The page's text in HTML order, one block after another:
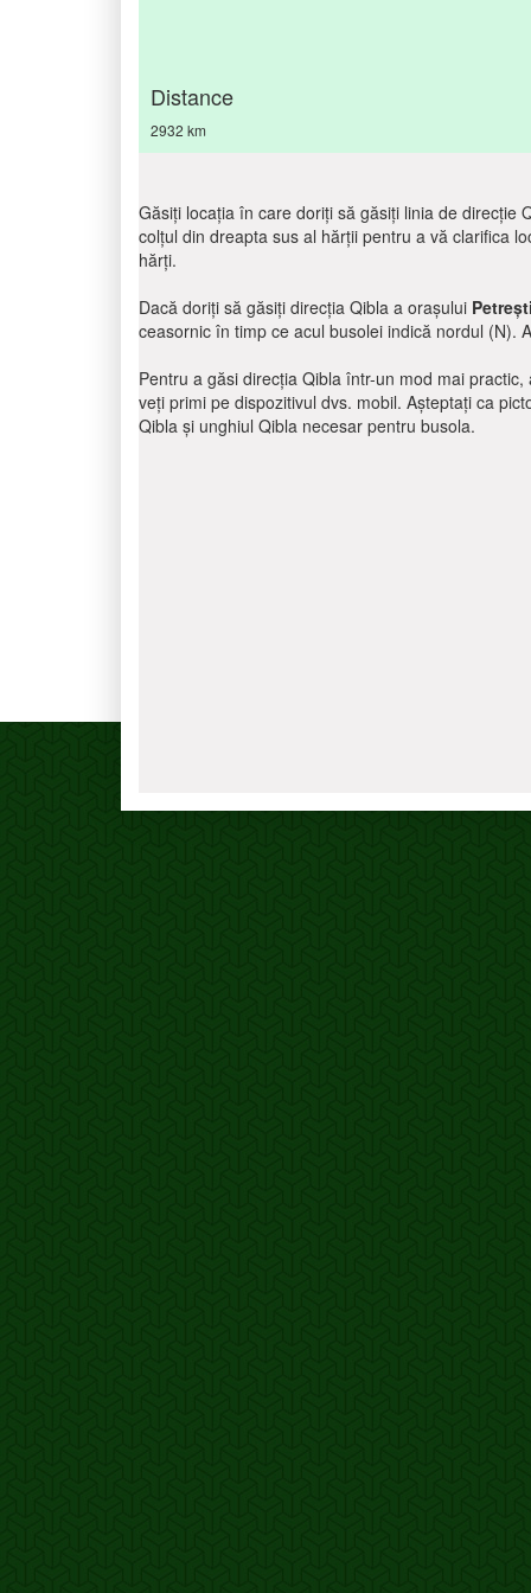
Distance
2932 km
Găsiți locația în care doriți să găsiți linia de direcție
colțul din dreapta sus al hărții pentru a vă clarifica
hărți.
Dacă doriți să găsiți direcția Qibla a orașului
ceasornic în timp ce acul busolei indică nordul (N).
Pentru a găsi direcția Qibla într-un mod mai
veți primi pe dispozitivul dvs. mobil. Așteptați ca
Qibla și unghiul Qibla necesar pentru busola.